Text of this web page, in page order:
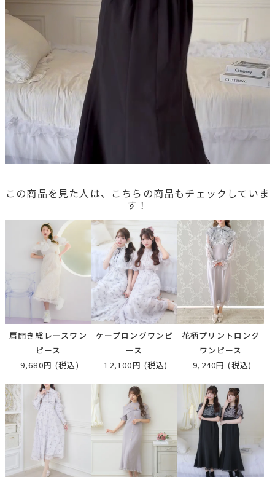
この商品を見た人は、こちらの商品もチェックしていま
す！
肩開き総レースワン
ピース
9,680円 (税込)
ケープロングワンピ
ース
12,100円 (税込)
花柄プリントロング
ワンピース
9,240円 (税込)